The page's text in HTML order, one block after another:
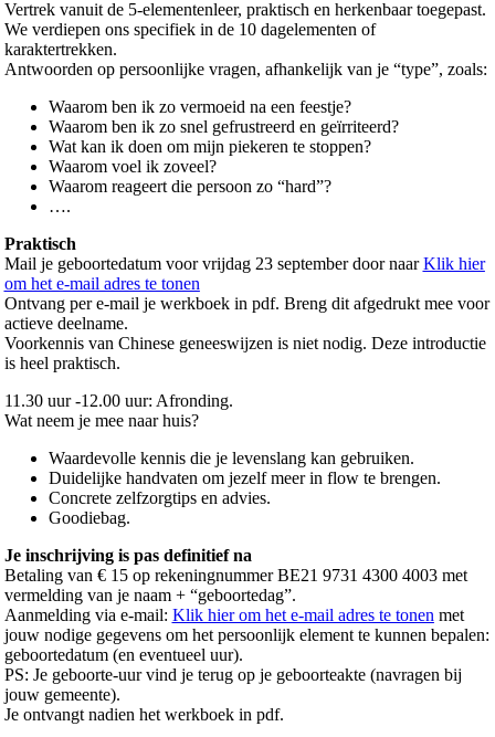
Vertrek vanuit de 5-elementenleer, praktisch en herkenbaar toegepast.
We verdiepen ons specifiek in de 10 dagelementen of
karaktertrekken.
Antwoorden op persoonlijke vragen, afhankelijk van je “type”, zoals:
Waarom ben ik zo vermoeid na een feestje?
Waarom ben ik zo snel gefrustreerd en geïrriteerd?
Wat kan ik doen om mijn piekeren te stoppen?
Waarom voel ik zoveel?
Waarom reageert die persoon zo “hard”?
….
Praktisch
Mail je geboortedatum voor vrijdag 23 september door naarKlik hier
om het e-mail adres te tonen
Ontvang per e-mail je werkboek in pdf. Breng dit afgedrukt mee voor
actieve deelname.
Voorkennis van Chinese geneeswijzen is niet nodig. Deze introductie
is heel praktisch.
11.30 uur -12.00 uur: Afronding.
Wat neem je mee naar huis?
Waardevolle kennis die je levenslang kan gebruiken.
Duidelijke handvaten om jezelf meer in flow te brengen.
Concrete zelfzorgtips en advies.
Goodiebag.
Je inschrijving is pas definitief na
Betaling van € 15 op rekeningnummer BE21 9731 4300 4003 met
vermelding van je naam + “geboortedag”.
Aanmelding via e-mail: Klik hier om het e-mail adres te tonen met
jouw nodige gegevens om het persoonlijk element te kunnen bepalen:
geboortedatum (en eventueel uur).
PS: Je geboorte-uur vind je terug op je geboorteakte (navragen bij
jouw gemeente).
Je ontvangt nadien het werkboek in pdf.